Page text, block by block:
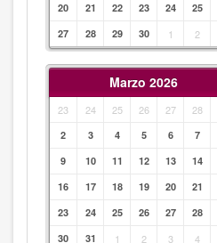
20
21 22 23 24 25
27
28 29 30 1 2
Marzo 2026
23 24 25 26 27 28
2
3 4 5 6 7
9
10 11 12 13 14
16
17 18 19 20 21
23
24 25 26 27 28
30
31 1 2 3 4